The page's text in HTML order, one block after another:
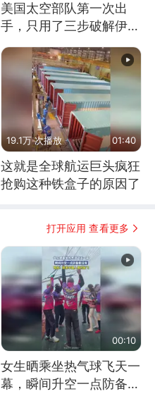
美国太空部队第一次出
手，只用了三步破解伊朗
19.1万 次播放 01:40
这就是全球航运巨头疯狂
抢购这种铁盒子的原因了
打开应用 查看更多
00:10
女生晒乘坐热气球飞天一
幕，瞬间升空一点防备都